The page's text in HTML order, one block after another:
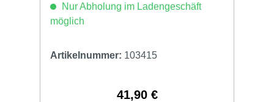
Nur Abholung im Ladengeschäft
möglich
Artikelnummer: 103415
Regulärer Preis:
41,90 €